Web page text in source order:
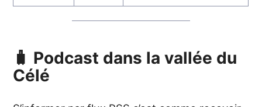
🧳 Podcast dans la vallée du
Célé